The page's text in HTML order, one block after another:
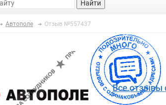
Найти
Автополе Отзыв №557437
Все отзывы